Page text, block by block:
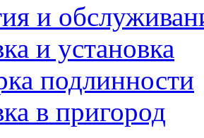
и
и установка
подлинности
в пригород